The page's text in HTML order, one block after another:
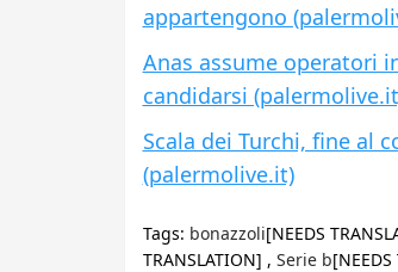
appartengono
Anas assume operatori
candidarsi
Scala dei Turchi, fine al
(palermolive.it)
Tags: bonazzoli[NEEDS
TRANSLATION] , Serie b